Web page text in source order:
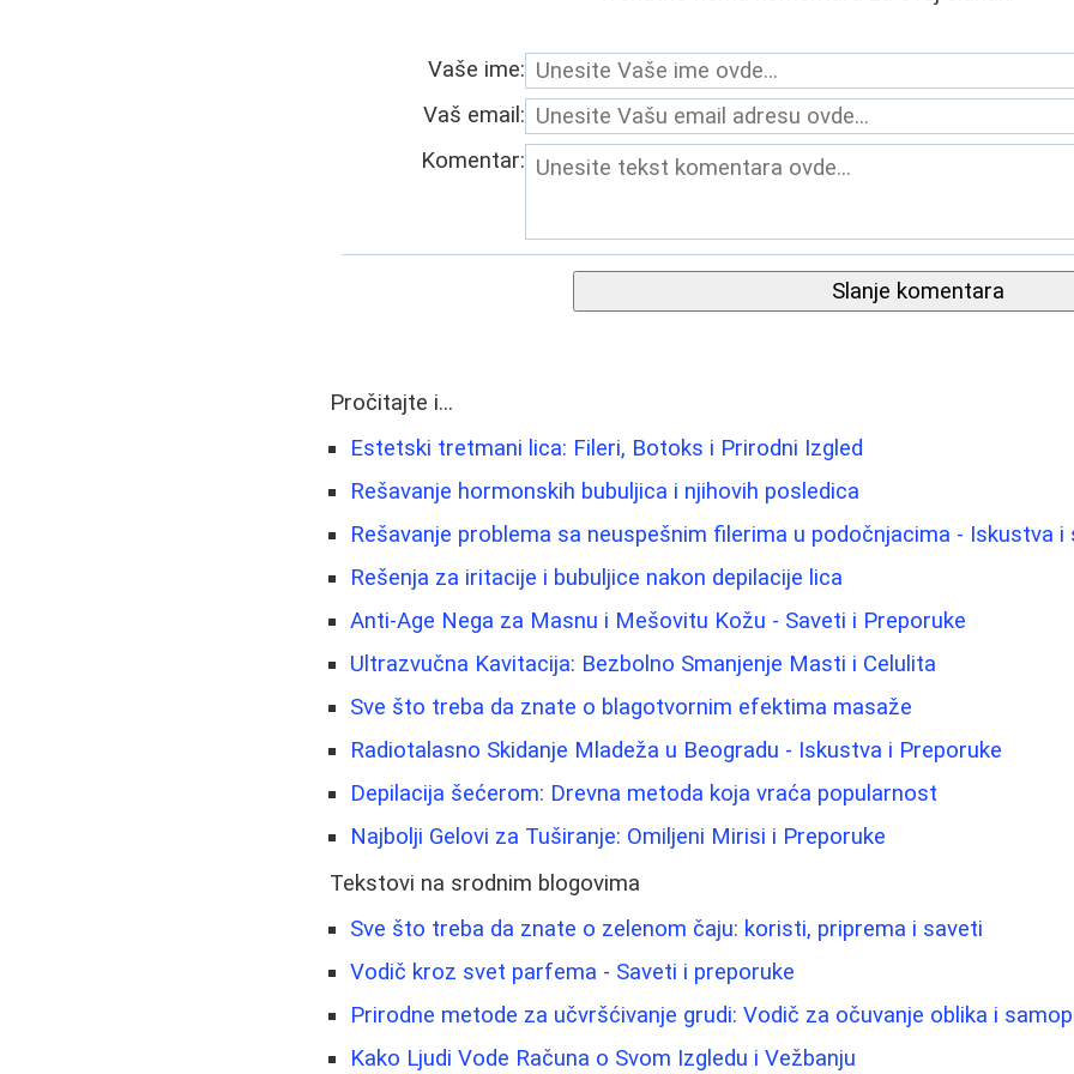
Vaše ime:
Vaš email:
Komentar:
Slanje komentara
Pročitajte i...
Estetski tretmani lica: Fileri, Botoks i Prirodni Izgled
Rešavanje hormonskih bubuljica i njihovih posledica
Rešavanje problema sa neuspešnim filerima u podočnjacima - Iskustva i
Rešenja za iritacije i bubuljice nakon depilacije lica
Anti-Age Nega za Masnu i Mešovitu Kožu - Saveti i Preporuke
Ultrazvučna Kavitacija: Bezbolno Smanjenje Masti i Celulita
Sve što treba da znate o blagotvornim efektima masaže
Radiotalasno Skidanje Mladeža u Beogradu - Iskustva i Preporuke
Depilacija šećerom: Drevna metoda koja vraća popularnost
Najbolji Gelovi za Tuširanje: Omiljeni Mirisi i Preporuke
Tekstovi na srodnim blogovima
Sve što treba da znate o zelenom čaju: koristi, priprema i saveti
Vodič kroz svet parfema - Saveti i preporuke
Prirodne metode za učvršćivanje grudi: Vodič za očuvanje oblika i
Kako Ljudi Vode Računa o Svom Izgledu i Vežbanju